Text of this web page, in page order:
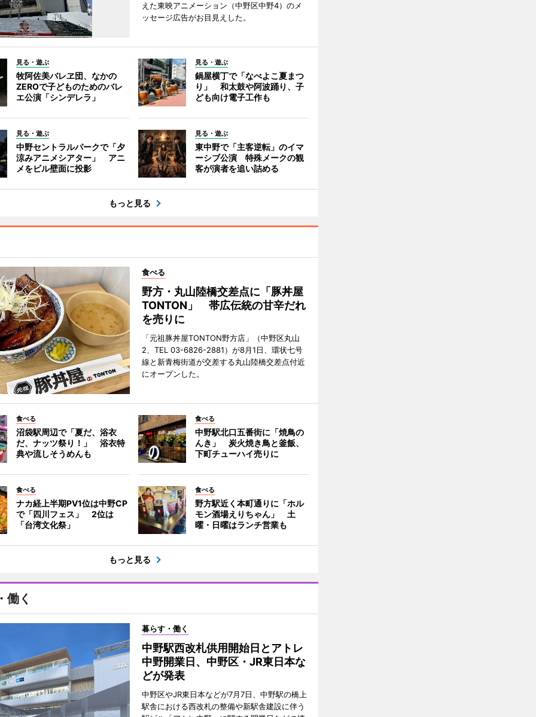
えた東映アニメーション（中野区中野4）のメ
ッセージ広告がお目見えした。
見る・遊ぶ
牧阿佐美バレヱ団、なかの
ZEROで子どものためのバレ
エ公演「シンデレラ」
見る・遊ぶ
鍋屋横丁で「なべよこ夏まつ
り」 和太鼓や阿波踊り、子
ども向け電子工作も
見る・遊ぶ
中野セントラルパークで「夕
涼みアニメシアター」 アニ
メをビル壁面に投影
見る・遊ぶ
東中野で「主客逆転」のイマ
ーシブ公演 特殊メークの観
客が演者を追い詰める
もっと見る
食べる
野方・丸山陸橋交差点に「豚丼屋
TONTON」 帯広伝統の甘辛だれ
を売りに
「元祖豚丼屋TONTON野方店」（中野区丸山
2、TEL 03-6826-2881）が8月1日、環状七号
線と新青梅街道が交差する丸山陸橋交差点付近
にオープンした。
食べる
沼袋駅周辺で「夏だ、浴衣
だ、ナッツ祭り！」 浴衣特
典や流しそうめんも
食べる
中野駅北口五番街に「焼鳥の
んき」 炭火焼き鳥と釜飯、
下町チューハイ売りに
食べる
ナカ経上半期PV1位は中野CP
で「四川フェス」 2位は
「台湾文化祭」
食べる
野方駅近く本町通りに「ホル
モン酒場えりちゃん」 土
曜・日曜はランチ営業も
もっと見る
働く
暮らす・働く
中野駅西改札供用開始日とアトレ
中野開業日、中野区・JR東日本な
どが発表
中野区やJR東日本などが7月7日、中野駅の橋上
駅舎における西改札の整備や新駅舎建設に伴う